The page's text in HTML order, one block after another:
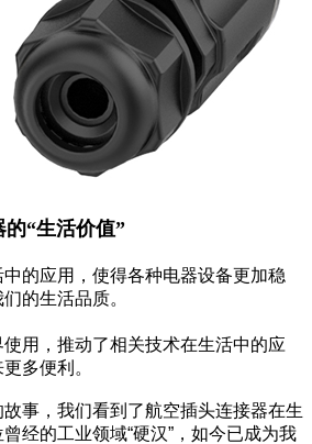
的“生活价值”
的应用，使得各种电器设备更加稳
的生活品质。
用，推动了相关技术在生活中的应
多便利。
事，我们看到了航空插头连接器在生
经的工业领域“硬汉”，如今已成为我